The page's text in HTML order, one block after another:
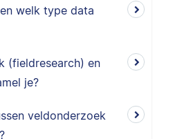
welk type data
(fieldresearch) en
je?
veldonderzoek